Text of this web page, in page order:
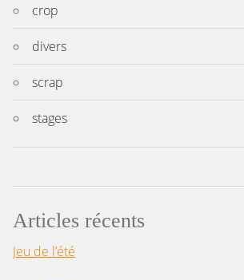
crop
divers
scrap
stages
Articles récents
Jeu de l’été